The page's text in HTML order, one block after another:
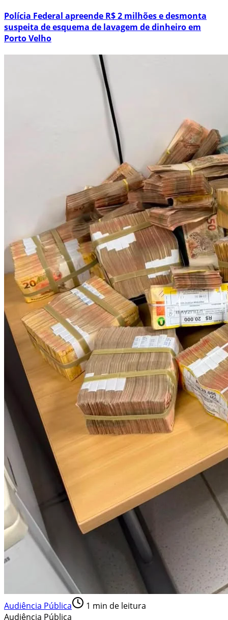
Polícia Federal apreende R$ 2 milhões e desmonta
suspeita de esquema de lavagem de dinheiro em
Porto Velho
Audiência Pública 1 min de leitura
Audiência Pública